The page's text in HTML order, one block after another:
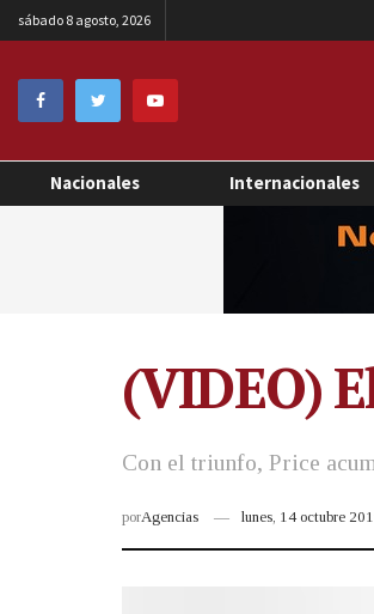
sábado 8 agosto, 2026
Nacionales Internacionales
(VIDEO)
Con el triunfo, Price
porAgencias lunes, 14 octubre